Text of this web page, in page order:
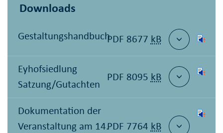
Downloads
GestaltungshandbuchPDF 8677 kB
Eyhofsiedlung
Satzung/Gutachten
PDF 8095 kB
Dokumentation der
Veranstaltung am 14.PDF 7764 kB